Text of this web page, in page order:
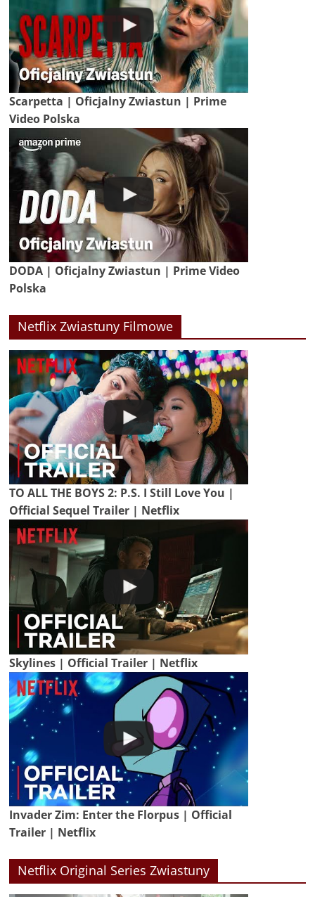
Scarpetta | Oficjalny Zwiastun | Prime
Video Polska
DODA | Oficjalny Zwiastun | Prime Video
Polska
Netflix Zwiastuny Filmowe
TO ALL THE BOYS 2: P.S. I Still Love You |
Official Sequel Trailer | Netflix
Skylines | Official Trailer | Netflix
Invader Zim: Enter the Florpus | Official
Trailer | Netflix
Netflix Original Series Zwiastuny